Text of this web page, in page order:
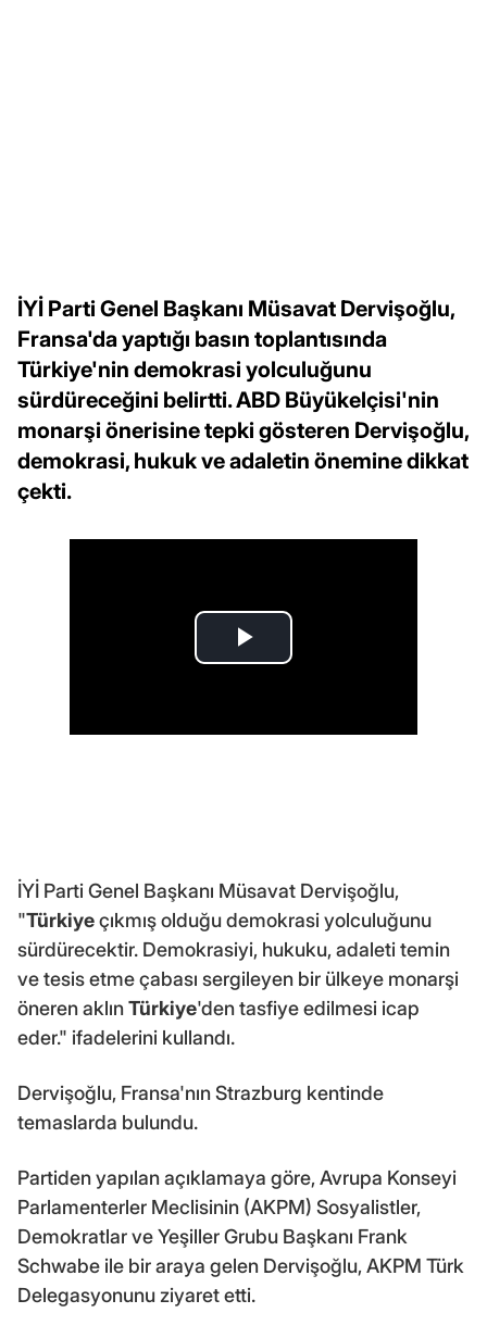
İYİ Parti Genel Başkanı Müsavat Dervişoğlu,
Fransa'da yaptığı basın toplantısında
Türkiye'nin demokrasi yolculuğunu
sürdüreceğini belirtti. ABD Büyükelçisi'nin
monarşi önerisine tepki gösteren Dervişoğlu,
demokrasi, hukuk ve adaletin önemine dikkat
çekti.
İYİ Parti Genel Başkanı Müsavat Dervişoğlu,
"Türkiyeçıkmış olduğu demokrasi yolculuğunu
sürdürecektir. Demokrasiyi, hukuku, adaleti temin
ve tesis etme çabası sergileyen bir ülkeye monarşi
öneren aklınTürkiye'den tasfiye edilmesi icap
eder." ifadelerini kullandı.
Dervişoğlu, Fransa'nın Strazburg kentinde
temaslarda bulundu.
Partiden yapılan açıklamaya göre, Avrupa Konseyi
Parlamenterler Meclisinin (AKPM) Sosyalistler,
Demokratlar ve Yeşiller Grubu Başkanı Frank
Schwabe ile bir araya gelen Dervişoğlu, AKPM Türk
Delegasyonunu ziyaret etti.